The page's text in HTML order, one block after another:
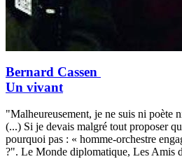
Bernard Cassen
Un vivant
"Malheureusement, je ne suis ni poète
(...) Si je devais malgré tout proposer
pourquoi pas : « homme-orchestre
?". Le Monde diplomatique, Les Amis